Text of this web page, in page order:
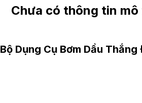
Chưa có thông tin mô
Bộ Dụng Cụ Bơm Dầu